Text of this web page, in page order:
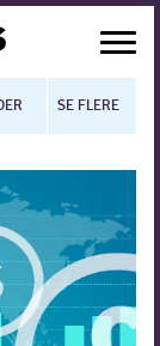
BLOGS
SE FLERE